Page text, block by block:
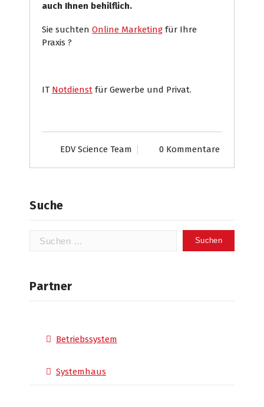
auch Ihnen behilflich.
Sie suchten Online Marketing für Ihre
Praxis ?
IT Notdienst für Gewerbe und Privat.
EDV Science Team 0 Kommentare
Suche
Suchen
Partner
Betriebssystem
Systemhaus